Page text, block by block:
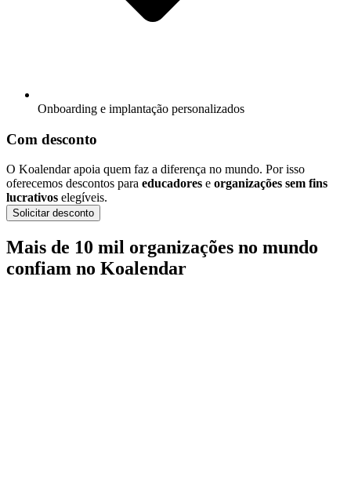
Onboarding e implantação personalizados
Com desconto
O Koalendar apoia quem faz a diferença no mundo. Por isso
oferecemos descontos para educadores e organizações sem fins
lucrativos elegíveis.
Solicitar desconto
Mais de 10 mil organizações no mundo
confiam no Koalendar